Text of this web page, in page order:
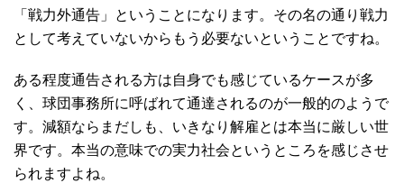
「戦力外通告」ということになります。その名の通り戦力
として考えていないからもう必要ないということですね。
ある程度通告される方は自身でも感じているケースが多
く、球団事務所に呼ばれて通達されるのが一般的のようで
す。減額ならまだしも、いきなり解雇とは本当に厳しい世
界です。本当の意味での実力社会というところを感じさせ
られますよね。